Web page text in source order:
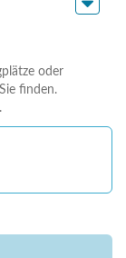
oder
finden.